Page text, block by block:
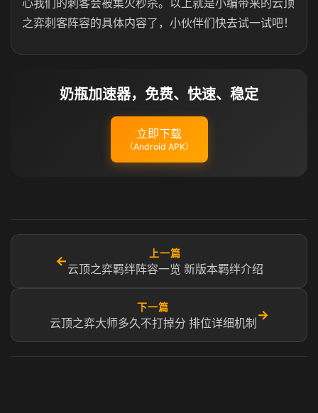
心我们的刺客会被集火秒杀。以上就是小编带来的云顶
之弈刺客阵容的具体内容了，小伙伴们快去试一试吧！
奶瓶加速器，免费、快速、稳定
立即下载
（Android APK）
←
上一篇
云顶之弈羁绊阵容一览 新版本羁绊介绍
下一篇
云顶之弈大师多久不打掉分 排位详细机制
→